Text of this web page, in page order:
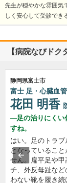
先生が穏やかな雰囲気
しく安心して受診でき
【病院なびド
静岡県富士市
富士 足・心臓血
花田 明香
足の治りにくい
すね。
はい。足のトラブ
となっていること
せん。扁平足や甲
チ、外反母趾など
わない靴を履き